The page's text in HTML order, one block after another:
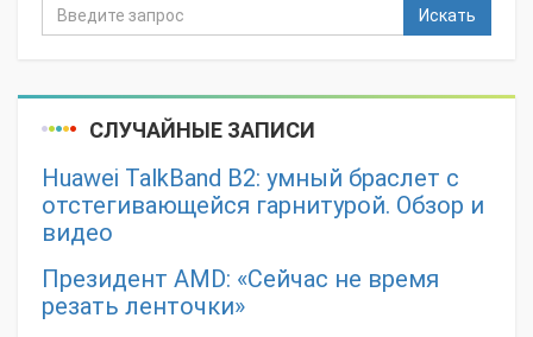
Искать
СЛУЧАЙНЫЕ ЗАПИСИ
Huawei TalkBand B2: умный браслет с
отстегивающейся гарнитурой. Обзор и
видео
Президент AMD: «Сейчас не время
резать ленточки»